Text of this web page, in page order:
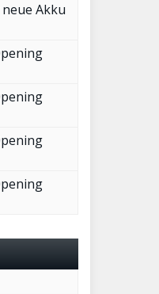
Akku